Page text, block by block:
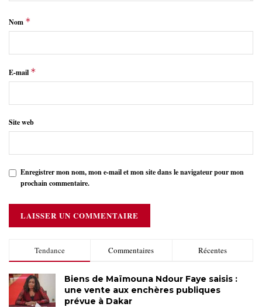
Nom *
E-mail *
Site web
Enregistrer mon nom, mon e-mail et mon site dans le navigateur pour mon
prochain commentaire.
Tendance Commentaires Récentes
Biens de Maïmouna Ndour Faye saisis :
une vente aux enchères publiques
prévue à Dakar